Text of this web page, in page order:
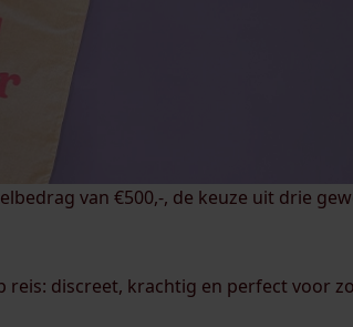
van €500,-, de keuze uit drie
discreet, krachtig en perfect voor